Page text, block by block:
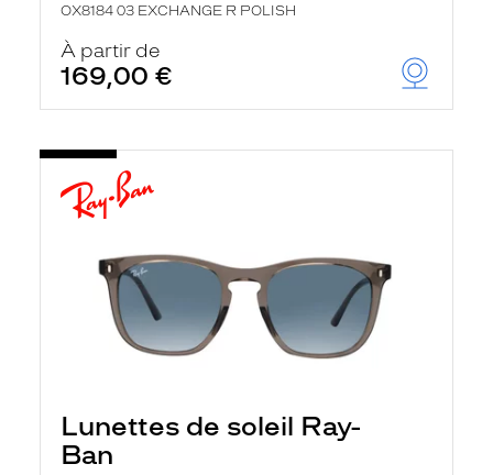
OX8184 03 EXCHANGE R POLISH
À partir de
169,00 €
Lunettes de soleil Ray-
Ban